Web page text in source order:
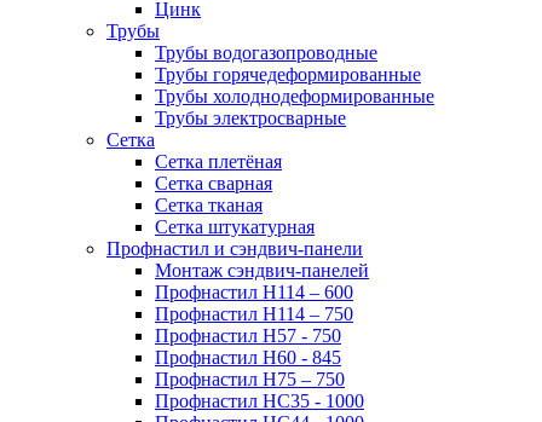
Цинк
Трубы
Трубы водогазопроводные
Трубы горячедеформированные
Трубы холоднодеформированные
Трубы электросварные
Сетка
Сетка плетёная
Сетка сварная
Сетка тканая
Сетка штукатурная
Профнастил и сэндвич-панели
Монтаж сэндвич-панелей
Профнастил Н114 – 600
Профнастил Н114 – 750
Профнастил Н57 - 750
Профнастил Н60 - 845
Профнастил Н75 – 750
Профнастил НС35 - 1000